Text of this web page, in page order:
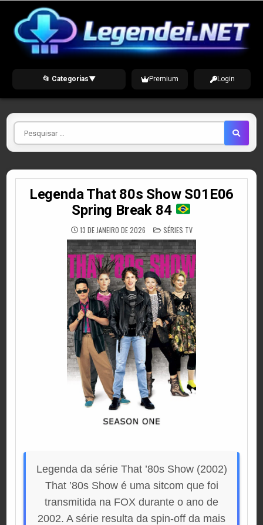
content
📂 Categorias▼ Premium Login
Pesquisar
por
Legenda That 80s Show S01E06
Spring Break 84
13 DE JANEIRO DE 2026 POSTED
IN
SÉRIES TV
Legenda da série That ’80s Show (2002)
That ’80s Show é uma sitcom que foi
transmitida na FOX durante o ano de
2002. A série resulta da spin-off da mais